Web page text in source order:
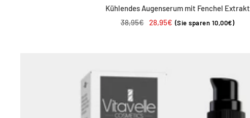
Kühlendes Augenserum mit Fenchel Extrakt
Angebotspreis
28,95€
Regulärer
38,95€ (Sie sparen 10,00€)